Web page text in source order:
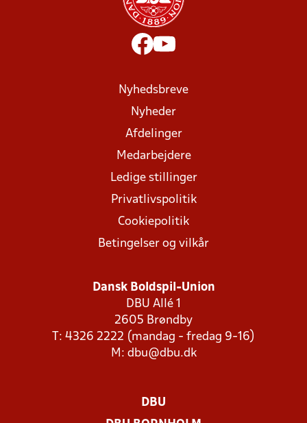
Nyhedsbreve
Nyheder
Afdelinger
Medarbejdere
Ledige stillinger
Privatlivspolitik
Cookiepolitik
Betingelser og vilkår
Dansk Boldspil-Union
DBU Allé 1
2605 Brøndby
T: 4326 2222 (mandag - fredag 9-16)
M: dbu@dbu.dk
DBU